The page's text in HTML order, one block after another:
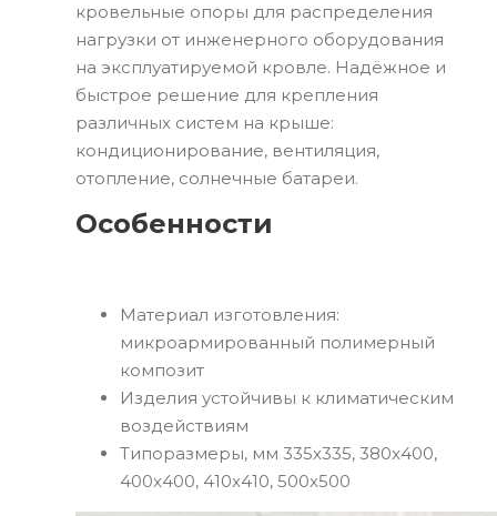
кровельные опоры для распределения
нагрузки от инженерного оборудования
на эксплуатируемой кровле. Надёжное и
быстрое решение для крепления
различных систем на крыше:
кондиционирование, вентиляция,
отопление, солнечные батареи.
Особенности
Материал изготовления:
микроармированный полимерный
композит
Изделия устойчивы к климатическим
воздействиям
Типоразмеры, мм 335х335, 380x400,
400x400, 410x410, 500x500